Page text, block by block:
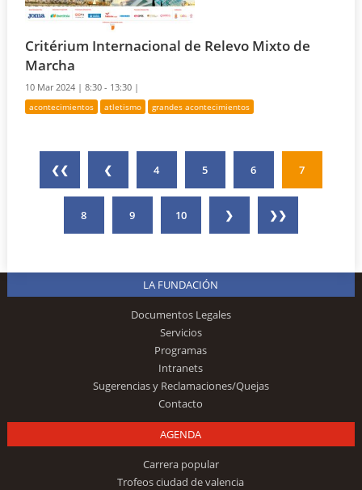
Critérium Internacional de Relevo Mixto de
Marcha
10 Mar 2024 |8:30 - 13:30 |
acontecimientos atletismo grandes acontecimientos
❮❮ ❮ 4 5 6 7
8 9 10 ❯ ❯❯
LA FUNDACIÓN
Documentos Legales
Servicios
Programas
Intranets
Sugerencias y Reclamaciones/Quejas
Contacto
AGENDA
Carrera popular
Trofeos ciudad de valencia